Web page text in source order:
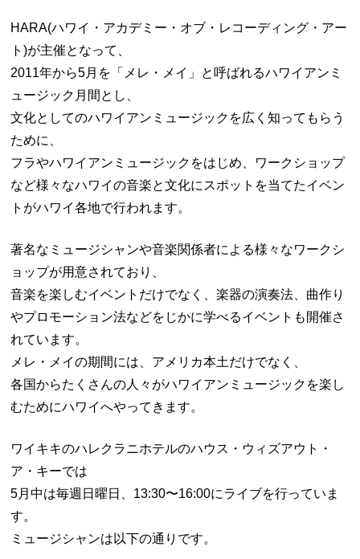
HARA(ハワイ・アカデミー・オブ・レコーディング・アー
ト)が主催となって、
2011年から5月を「メレ・メイ」と呼ばれるハワイアンミ
ュージック月間とし、
文化としてのハワイアンミュージックを広く知ってもらう
ために、
フラやハワイアンミュージックをはじめ、ワークショップ
など様々なハワイの音楽と文化にスポットを当てたイベン
トがハワイ各地で行われます。
著名なミュージシャンや音楽関係者による様々なワークシ
ョップが用意されており、
音楽を楽しむイベントだけでなく、楽器の演奏法、曲作り
やプロモーション法などをじかに学べるイベントも開催さ
れています。
メレ・メイの期間には、アメリカ本土だけでなく、
各国からたくさんの人々がハワイアンミュージックを楽し
むためにハワイへやってきます。
ワイキキのハレクラニホテルのハウス・ウィズアウト・
ア・キーでは
5月中は毎週日曜日、13:30〜16:00にライブを行っていま
す。
ミュージシャンは以下の通りです。